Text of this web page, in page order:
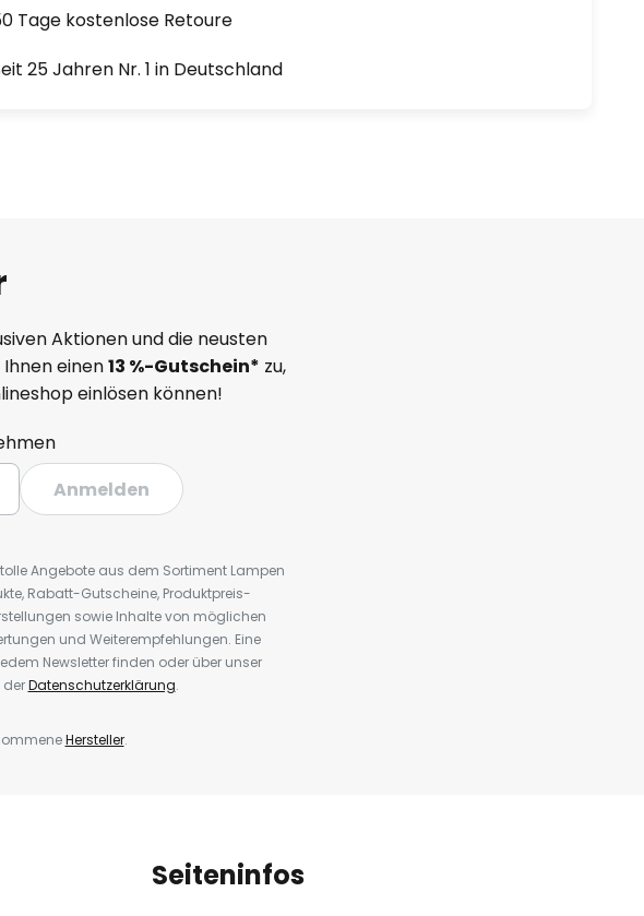
Tage kostenlose Retoure
25 Jahren Nr. 1 in Deutschland
Aktionen und die neusten
einen13 %-Gutschein* zu,
einlösen können!
Anmelden
Angebote aus dem Sortiment Lampen
Rabatt-Gutscheine, Produktpreis-
sowie Inhalte von möglichen
und Weiterempfehlungen. Eine
Newsletter finden oder über unser
derDatenschutzerklärung.
Hersteller.
Seiteninfos